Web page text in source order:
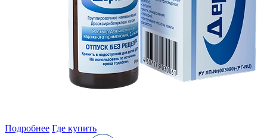
Подробнее Где купить